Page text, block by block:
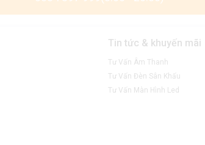
Tin tức & khuyến mãi
Tư Vấn Âm Thanh
Tư Vấn Đèn Sân Khấu
Tư Vấn Màn Hình Led